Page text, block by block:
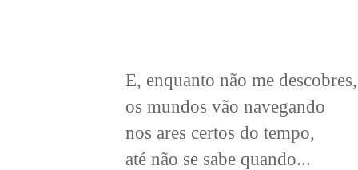
E, enquanto não me descobres,
os mundos vão navegando
nos ares certos do tempo,
até não se sabe quando...